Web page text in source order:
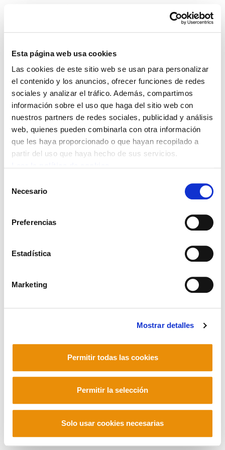
Esta página web usa cookies
Las cookies de este sitio web se usan para personalizar
el contenido y los anuncios, ofrecer funciones de redes
sociales y analizar el tráfico. Además, compartimos
información sobre el uso que haga del sitio web con
nuestros partners de redes sociales, publicidad y análisis
web, quienes pueden combinarla con otra información
que les haya proporcionado o que hayan recopilado a
partir del uso que haya hecho de sus servicios.
Necesario
Preferencias
Estadística
Marketing
Mostrar detalles
Permitir todas las cookies
Permitir la selección
Solo usar cookies necesarias
ELA Astekaria 143
POLÍTICA DE COOKIES
CANAL DE INFORMACIÓN
POLÍTICA DE PRIVACIDAD
MAPA DEL SITIO
ACCESIBILIDAD
Telf. +34 94 403 77 99
Contacto